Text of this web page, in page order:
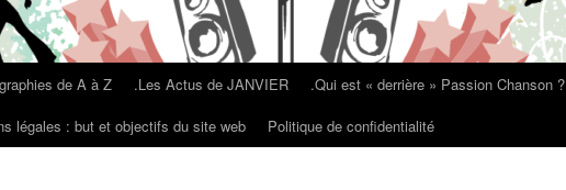
de A à Z .Les Actus de JANVIER .Qui est « derrière » Passion Chanson ?
légales : but et objectifs du site web Politique de confidentialité